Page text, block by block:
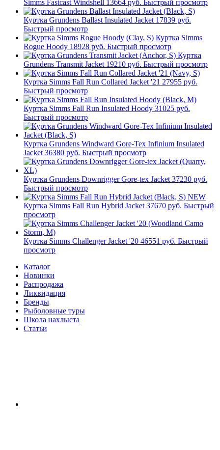
Simms Fastcast Windshell 13664 руб. Быстрый просмотр
Куртка Grundens Ballast Insulated Jacket 17839 руб.
Быстрый просмотр
Куртка Simms
Rogue Hoody 18928 руб. Быстрый просмотр
Куртка
Grundens Transmit Jacket 19210 руб. Быстрый просмотр
Куртка Simms Fall Run Collared Jacket '21 27955 руб.
Быстрый просмотр
Куртка Simms Fall Run Insulated Hoody 31025 руб.
Быстрый просмотр
Куртка Grundens Windward Gore-Tex Infinium Insulated
Jacket 36380 руб. Быстрый просмотр
Куртка Grundens Downrigger Gore-tex Jacket 37230 руб.
Быстрый просмотр
NEW
Куртка Simms Fall Run Hybrid Jacket 37670 руб. Быстрый
просмотр
Куртка Simms Challenger Jacket '20 46551 руб. Быстрый
просмотр
Каталог
Новинки
Распродажа
Ликвидация
Бренды
Рыболовные туры
Школа нахлыста
Статьи